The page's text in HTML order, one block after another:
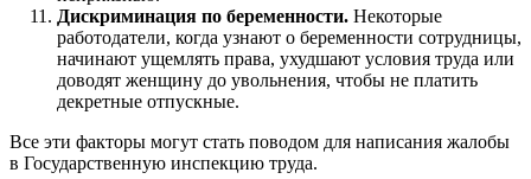
Дискриминация по беременности. Некоторые
работодатели, когда узнают о беременности сотрудницы,
начинают ущемлять права, ухудшают условия труда или
доводят женщину до увольнения, чтобы не платить
декретные отпускные.
Все эти факторы могут стать поводом для написания жалобы
в Государственную инспекцию труда.